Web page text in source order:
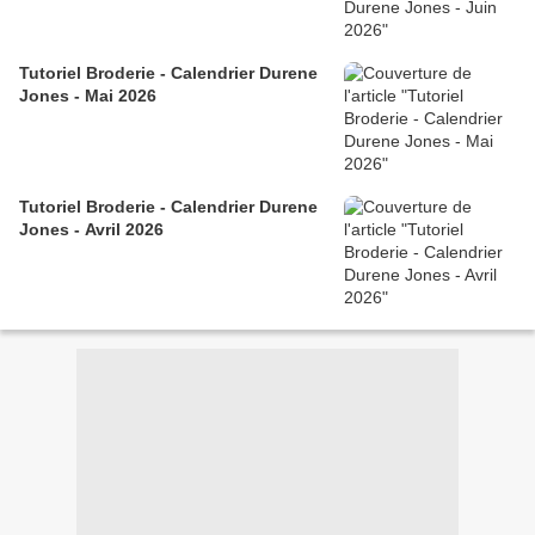
Tutoriel Broderie - Calendrier Durene
Jones - Mai 2026
Tutoriel Broderie - Calendrier Durene
Jones - Avril 2026